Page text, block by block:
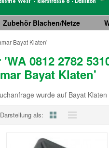
Zubehör Blachen/Netze
Bayat Klaten'
0812 2782
Bayat Klaten'
wurde auf Bayat Klaten
Darstellung als